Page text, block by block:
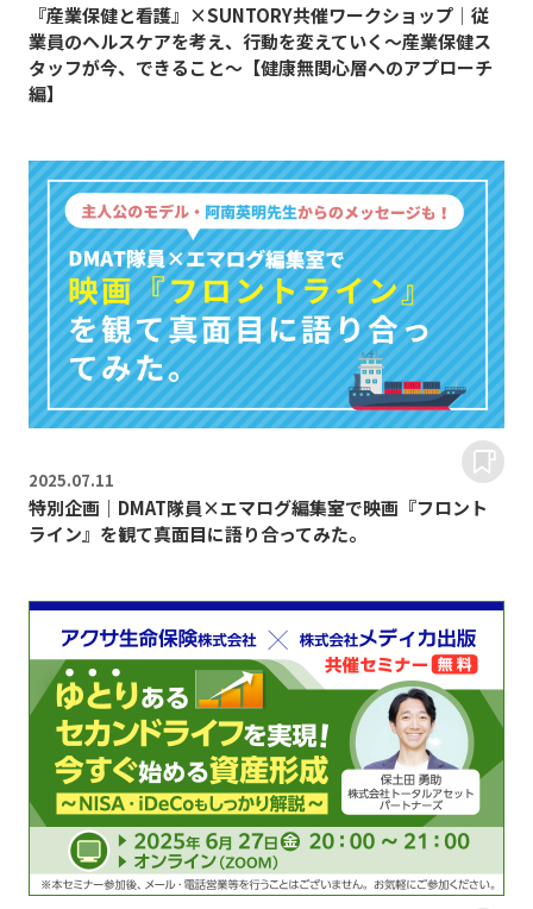
『産業保健と看護』×SUNTORY共催ワークショップ│従
業員のヘルスケアを考え、行動を変えていく～産業保健ス
タッフが今、できること～【健康無関心層へのアプローチ
編】
2025.07.11
特別企画｜DMAT隊員×エマログ編集室で映画『フロント
ライン』を観て真面目に語り合ってみた。